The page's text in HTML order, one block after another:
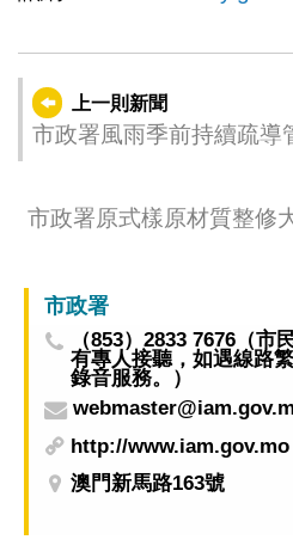
上一則新聞
市政署風雨季前持續疏導
市政署原式樣原材質整修
市政署
（853）2833 7676（市
有專人接聽，如遇線路
錄音服務。）
http://www.iam.gov.mo
澳門新馬路163號